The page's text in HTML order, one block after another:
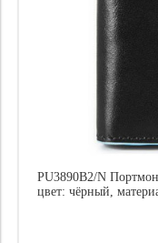
PU3890B2/N
цвет: чёрный,